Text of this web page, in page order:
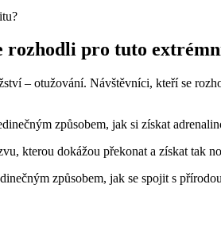
rozhodli pro tuto
– otužování. Návštěvníci, kteří se
způsobem, jak si získat
kterou dokážou překonat a získat tak
způsobem, jak se spojit s